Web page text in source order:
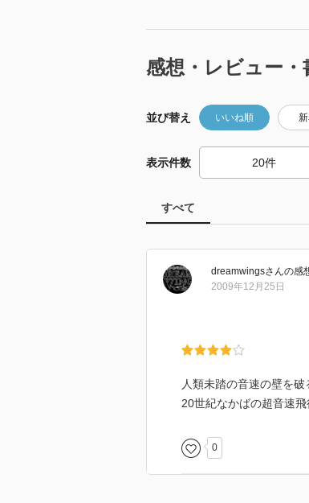
感想・レビュー・
並び替え いいね順
表示件数
すべて
dreamwingsさんの感
2009年12月25日
人類未踏の音速の壁を破
20世紀なかばの超音速
0